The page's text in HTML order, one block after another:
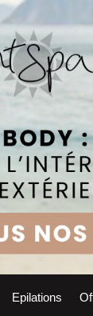
Epilations